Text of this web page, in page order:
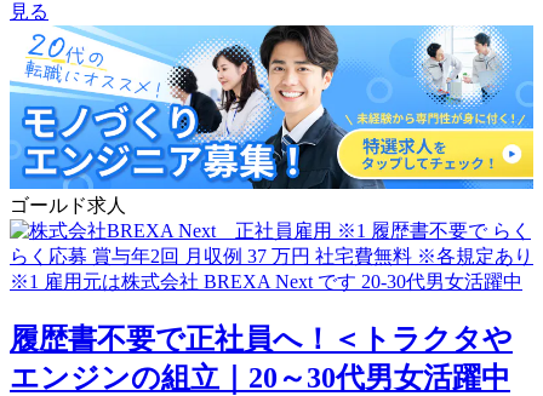
見る
ゴールド求人
履歴書不要で正社員へ！＜トラクタや
エンジンの組立｜20～30代男女活躍中